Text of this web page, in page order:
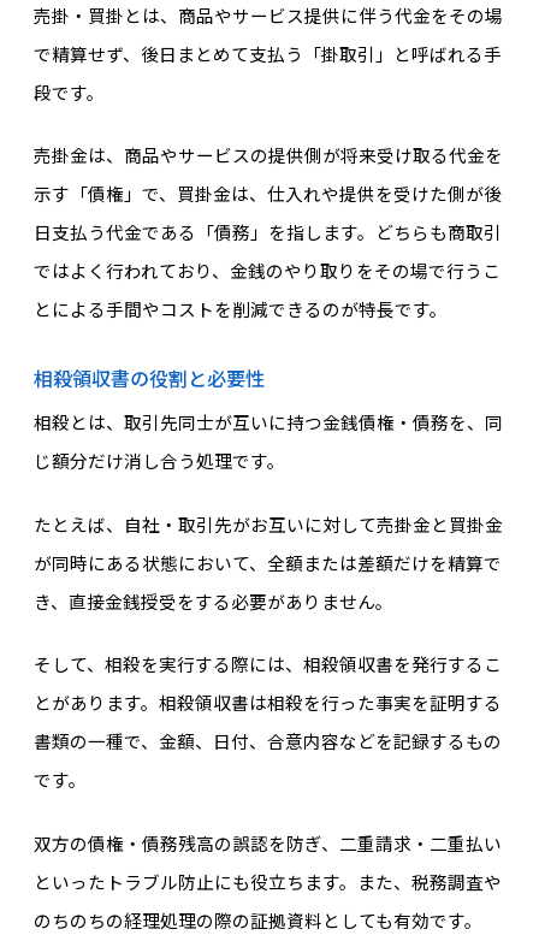
売掛・買掛とは、商品やサービス提供に伴う代金をその場
で精算せず、後日まとめて支払う「掛取引」と呼ばれる手
段です。
売掛金は、商品やサービスの提供側が将来受け取る代金を
示す「債権」で、買掛金は、仕入れや提供を受けた側が後
日支払う代金である「債務」を指します。どちらも商取引
ではよく行われており、金銭のやり取りをその場で行うこ
とによる手間やコストを削減できるのが特長です。
相殺領収書の役割と必要性
相殺とは、取引先同士が互いに持つ金銭債権・債務を、同
じ額分だけ消し合う処理です。
たとえば、自社・取引先がお互いに対して売掛金と買掛金
が同時にある状態において、全額または差額だけを精算で
き、直接金銭授受をする必要がありません。
そして、相殺を実行する際には、相殺領収書を発行するこ
とがあります。相殺領収書は相殺を行った事実を証明する
書類の一種で、金額、日付、合意内容などを記録するもの
です。
双方の債権・債務残高の誤認を防ぎ、二重請求・二重払い
といったトラブル防止にも役立ちます。また、税務調査や
のちのちの経理処理の際の証拠資料としても有効です。